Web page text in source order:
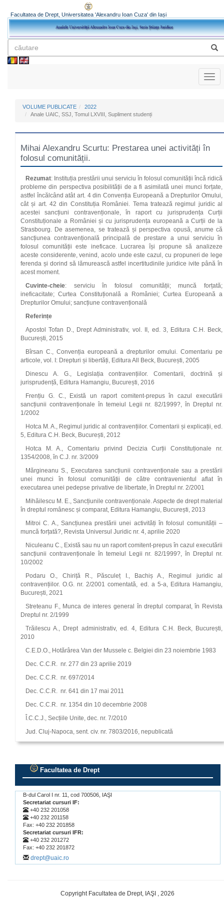
Facultatea de Drept, Universitatea 'Alexandru Ioan Cuza' din Iași
VOLUME PUBLICATE
2022
Anale UAIC, SSJ, Tomul LXVIII, Supliment studenți
Mihai Alexandru Scurtu: Prestarea unei activități în
folosul comunității.
Rezumat: Instituția prestării unui serviciu în folosul comunității încă ridică
probleme din perspectiva posibilității de a fi asimilată unei munci forțate,
astfel încălcând atât art. 4 din Convenția Europeană a Drepturilor Omului,
cât și art. 42 din Constituția României. Tema tratează regimul juridic al
acestei sancțiuni contravenționale, în raport cu jurisprudența Curții
Constituționale a României și cu jurisprudența europeană a Curții de la
Strasbourg. De asemenea, se tratează și perspectiva opusă, anume că
sancțiunea contravențională principală de prestare a unui serviciu în
folosul comunității este ineficace. Lucrarea își propune să analizeze
aceste considerente, venind, acolo unde este cazul, cu propuneri de lege
ferenda și dorind să lămurească astfel incertitudinile juridice ivite până în
acest moment.
Cuvinte-cheie: serviciu în folosul comunității; muncă forțată;
ineficacitate; Curtea Constituțională a României; Curtea Europeană a
Drepturilor Omului; sancțiune contravențională
Referințe
Apostol Tofan D., Drept Administrativ, vol. II, ed. 3, Editura C.H. Beck,
București, 2015
Bîrsan C., Convenția europeană a drepturilor omului. Comentariu pe
articole, vol. I: Drepturi și libertăți, Editura All Beck, București, 2005
Dinescu A. G., Legislația contravențiilor. Comentarii, doctrină și
jurisprudență, Editura Hamangiu, București, 2016
Frențiu G. C., Există un raport comitent-prepus în cazul executării
sancțiunii contravenționale în temeiul Legii nr. 82/1999?, în Dreptul nr.
1/2002
Hotca M. A., Regimul juridic al contravențiilor. Comentarii și explicații, ed.
5, Editura C.H. Beck, București, 2012
Hotca M. A., Comentariu privind Decizia Curții Constituționale nr.
1354/2008, în C.J. nr. 3/2009
Mărgineanu S., Executarea sancțiunii contravenționale sau a prestării
unei munci în folosul comunității de către contravenientul aflat în
executarea unei pedepse privative de libertate, în Dreptul nr. 2/2001
Mihăilescu M. E., Sancțiunile contravenționale. Aspecte de drept material
în dreptul românesc și comparat, Editura Hamangiu, București, 2013
Mitroi C. A., Sancțiunea prestării unei activități în folosul comunității –
muncă forțată?, Revista Universul Juridic nr. 4, aprilie 2020
Niculeanu C., Există sau nu un raport comitent-prepus în cazul executării
sancțiunii contravenționale în temeiul Legii nr. 82/1999?, în Dreptul nr.
10/2002
Podaru O., Chiriță R., Păsculeț I., Bachiș A., Regimul juridic al
contravențiilor. O.G. nr. 2/2001 comentată, ed. a 5-a, Editura Hamangiu,
București, 2021
Streteanu F., Munca de interes general în dreptul comparat, în Revista
Dreptul nr. 2/1999
Trăilescu A., Drept administrativ, ed. 4, Editura C.H. Beck, București,
2010
C.E.D.O., Hotărârea Van der Mussele c. Belgiei din 23 noiembrie 1983
Dec. C.C.R. nr. 277 din 23 aprilie 2019
Dec. C.C.R. nr. 697/2014
Dec. C.C.R. nr. 641 din 17 mai 2011
Dec. C.C.R. nr. 1354 din 10 decembrie 2008
Î.C.C.J., Secțiile Unite, dec. nr. 7/2010
Jud. Cluj-Napoca, sent. civ. nr. 7803/2016, nepublicată
Facultatea de Drept
B-dul Carol I nr. 11, cod 700506, IAŞI
Secretariat cursuri IF:
+40 232 201058
+40 232 201158
Fax: +40 232 201858
Secretariat cursuri IFR:
+40 232 201272
Fax: +40 232 201872
drept@uaic.ro
Copyright Facultatea de Drept, IAŞI , 2026